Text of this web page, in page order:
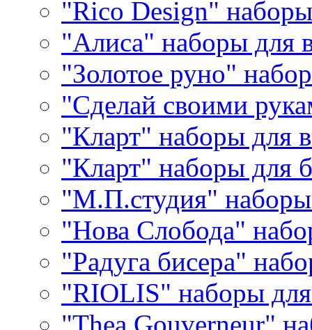
"Rico Design"
"Алиса" наборы для
"Золотое руно"
"Сделай своими
"Кларт" наборы для
"Кларт" наборы для
"М.П.студия"
"Нова Слобода"
"Радуга бисера"
"RIOLIS" наборы
"Thea Gouverneur"